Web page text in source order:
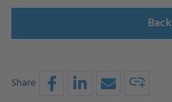
Back
Share